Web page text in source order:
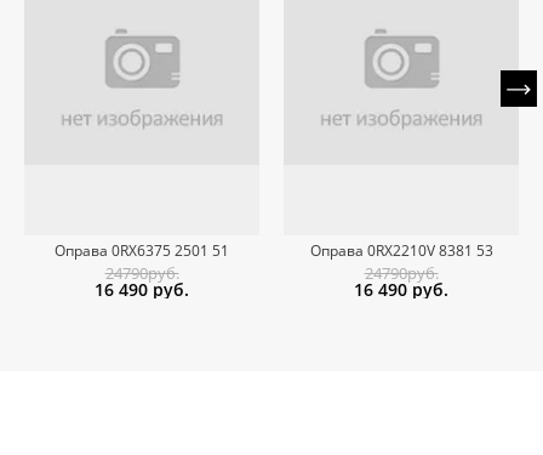
Оправа 0RX6375 2501 51
24790руб.
16 490 руб.
Оправа 0RX2210V 8381 53
24790руб.
16 490 руб.